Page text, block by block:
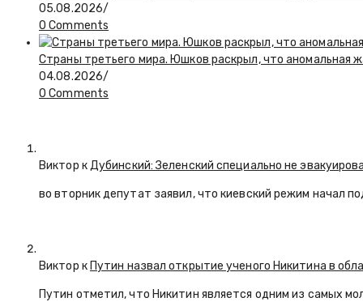
05.08.2026/
0 Comments
Страны третьего мира. Юшков раскрыл, что аномальная
04.08.2026/
0 Comments
Виктор кДубинский: Зеленский специально не
во вторник депутат заявил, что киевский режим начал
Виктор к Путин назвал открытие ученого Никитина в
Путин отметил, что Никитин является одним из самых